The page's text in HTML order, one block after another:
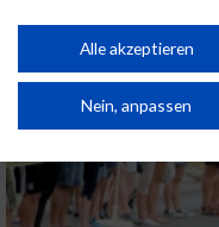
Performance von Inhalten.
Kombinationen von Daten aus
von Inhalten.
Daten können außerhalb der
Website/App.
Partnerliste anzeigen (1
Alle akzeptieren
Nein, anpassen